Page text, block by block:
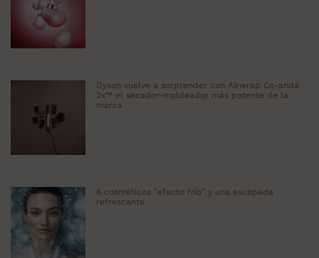
Dyson vuelve a sorprender con Airwrap Co-anda
2x™ el secador-moldeador más potente de la
marca
6 cosméticos "efecto frío" y una escapada
refrescante